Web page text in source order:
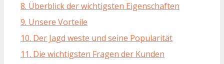
8. Überblick der wichtigsten Eigenschaften
9. Unsere Vorteile
10. Der Jagd weste und seine Popularität
11. Die wichtigsten Fragen der Kunden